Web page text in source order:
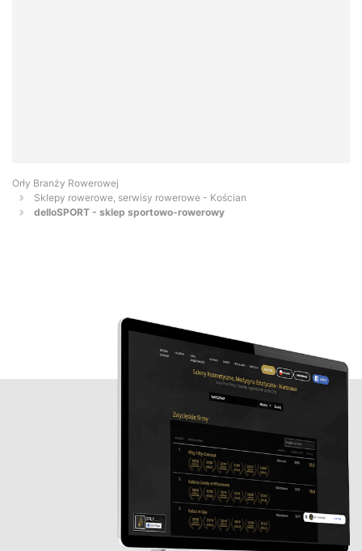
Orły Branży Rowerowej
Sklepy rowerowe, serwisy rowerowe - Kościan
delloSPORT - sklep sportowo-rowerowy